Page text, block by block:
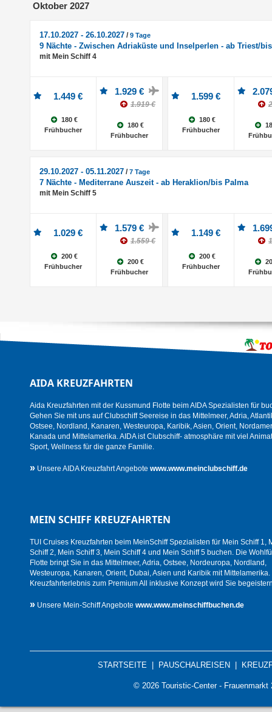
Oktober 2027
17.10.2027 - 26.10.2027 /9 Tage
9 Nächte - Zwischen Adriaküste und Inselperlen - ab Triest/
mit Mein Schiff 4
1.449 €
180 €
Frühbucher
1.929 €
1.919 €
180 €
Frühbucher
1.599 €
180 €
Frühbucher
29.10.2027 - 05.11.2027 /7 Tage
7 Nächte - Mediterrane Auszeit - ab Heraklion/bis Palma
mit Mein Schiff 5
1.029 €
200 €
Frühbucher
1.579 €
1.559 €
200 €
Frühbucher
1.149 €
200 €
Frühbucher
AIDA KREUZFAHRTEN
Aida Kreuzfahrten mit der Kussmund Flotte beim AIDA Spezialisten für
Gehen Sie mit uns auf Clubschiff Seereise in das Mittelmeer, Adria,
Ostsee, Nordland, Kanaren, Westeuropa, Karibik, Asien, Orient,
Kanada und Mittelamerika. AIDA ist Clubschiff- atmosphäre mit viel
Sport, Wellness für die ganze Familie.
» Unsere AIDA Kreuzfahrt Angebote www.www.meinclubschiff.de
MEIN SCHIFF KREUZFAHRTEN
TUI Cruises Kreuzfahrten beim MeinSchiff Spezialisten für Mein Schiff 1,
Schiff 2, Mein Schiff 3, Mein Schiff 4 und Mein Schiff 5 buchen. Die
Flotte bringt Sie in das Mittelmeer, Adria, Ostsee, Nordeuropa, Nordland,
Westeuropa, Kanaren, Orient, Dubai, Asien und Karibik mit Mittelamerika.
Kreuzfahrterlebnis zum Premium All inklusive Konzept wird Sie
» Unsere Mein-Schiff Angebote www.www.meinschiffbuchen.de
STARTSEITE| PAUSCHALREISEN
© 2026 Touristic-Center -